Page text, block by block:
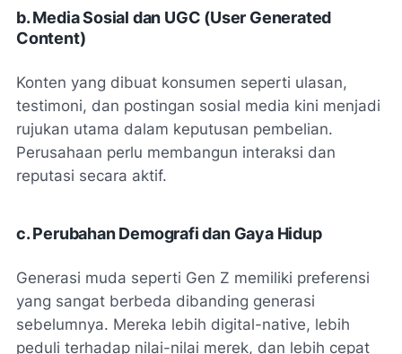
b. Media Sosial dan UGC (User Generated
Content)
Konten yang dibuat konsumen seperti ulasan,
testimoni, dan postingan sosial media kini menjadi
rujukan utama dalam keputusan pembelian.
Perusahaan perlu membangun interaksi dan
reputasi secara aktif.
c. Perubahan Demografi dan Gaya Hidup
Generasi muda seperti Gen Z memiliki preferensi
yang sangat berbeda dibanding generasi
sebelumnya. Mereka lebih digital-native, lebih
peduli terhadap nilai-nilai merek, dan lebih cepat